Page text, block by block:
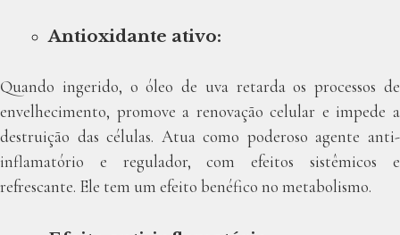
Antioxidante ativo:
Quando ingerido, o óleo de uva retarda os processos de
envelhecimento, promove a renovação celular e impede a
destruição das células. Atua como poderoso agente anti-
inflamatório e regulador, com efeitos sistêmicos e
refrescante. Ele tem um efeito benéfico no metabolismo.